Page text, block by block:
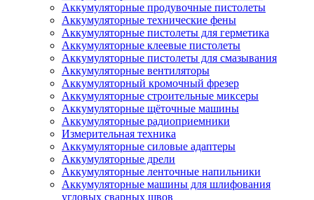
Аккумуляторные продувочные пистолеты
Аккумуляторные технические фены
Аккумуляторные пистолеты для герметика
Аккумуляторные клеевые пистолеты
Аккумуляторные пистолеты для смазывания
Аккумуляторные вентиляторы
Аккумуляторный кромочный фрезер
Аккумуляторные строительные миксеры
Аккумуляторные щёточные машины
Аккумуляторные радиоприемники
Измерительная техника
Аккумуляторные силовые адаптеры
Аккумуляторные дрели
Аккумуляторные ленточные напильники
Аккумуляторные машины для шлифования
угловых сварных швов